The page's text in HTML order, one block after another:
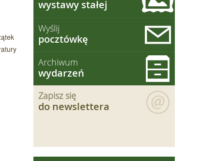
wystawy stałej
Wyślij
pocztówkę
Archiwum
wydarzeń
Zapisz się
do newslettera